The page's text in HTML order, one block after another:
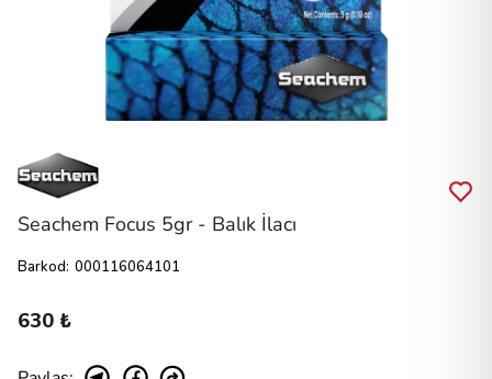
Seachem Focus 5gr - Balık İlacı
Barkod: 000116064101
630 ₺